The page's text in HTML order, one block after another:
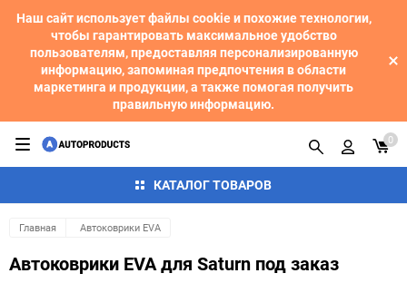
Наш сайт использует файлы cookie и похожие технологии,
чтобы гарантировать максимальное удобство
пользователям, предоставляя персонализированную
информацию, запоминая предпочтения в области
маркетинга и продукции, а также помогая получить
правильную информацию.
КАТАЛОГ ТОВАРОВ
0
Главная Автоковрики EVA
Автоковрики EVA для Saturn под заказ